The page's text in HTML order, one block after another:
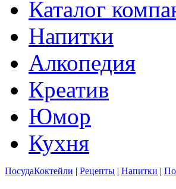
Каталог
Напитки
Алкопедия
Креатив
Юмор
Кухня
ПосудаКоктейли | Рецепты | Напитки |